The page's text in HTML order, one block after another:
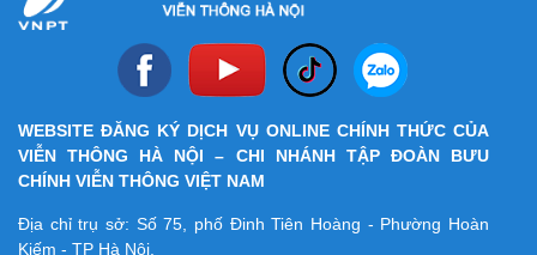
WEBSITE ĐĂNG KÝ DỊCH VỤ ONLINE CHÍNH THỨC CỦA
VIỄN THÔNG HÀ NỘI – CHI NHÁNH TẬP ĐOÀN BƯU
CHÍNH VIỄN THÔNG VIỆT NAM
Địa chỉ trụ sở: Số 75, phố Đinh Tiên Hoàng - Phường Hoàn
Kiếm - TP Hà Nội.